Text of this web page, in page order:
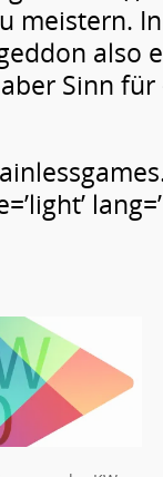
meistern.
also
Sinn